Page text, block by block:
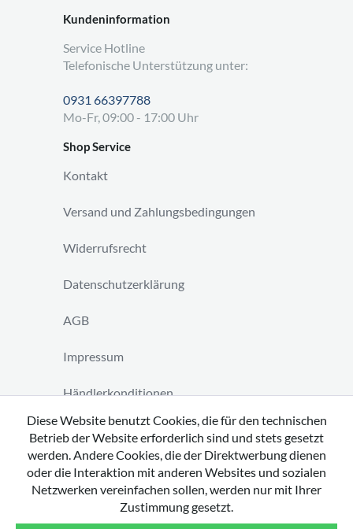
Kundeninformation
Service Hotline
Telefonische Unterstützung unter:
0931 66397788
Mo-Fr, 09:00 - 17:00 Uhr
Shop Service
Kontakt
Versand und Zahlungsbedingungen
Widerrufsrecht
Datenschutzerklärung
AGB
Impressum
Händlerkonditionen
Vertrag widerrufen
Diese Website benutzt Cookies, die für den technischen
Betrieb der Website erforderlich sind und stets gesetzt
werden. Andere Cookies, die der Direktwerbung dienen
oder die Interaktion mit anderen Websites und sozialen
Netzwerken vereinfachen sollen, werden nur mit Ihrer
Zustimmung gesetzt.